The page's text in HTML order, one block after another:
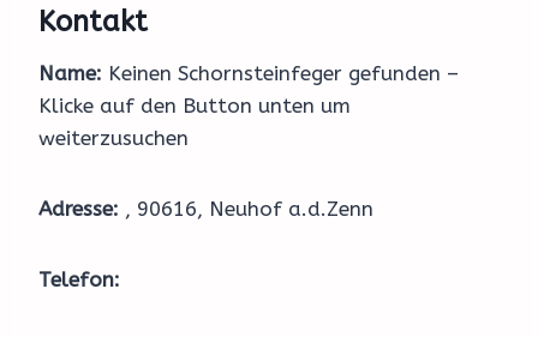
Kontakt
Name: Keinen Schornsteinfeger gefunden –
Klicke auf den Button unten um
weiterzusuchen
Adresse: , 90616, Neuhof a.d.Zenn
Telefon: